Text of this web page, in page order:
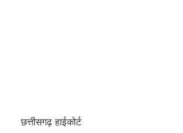
छत्तीसगढ़ हाईकोर्ट